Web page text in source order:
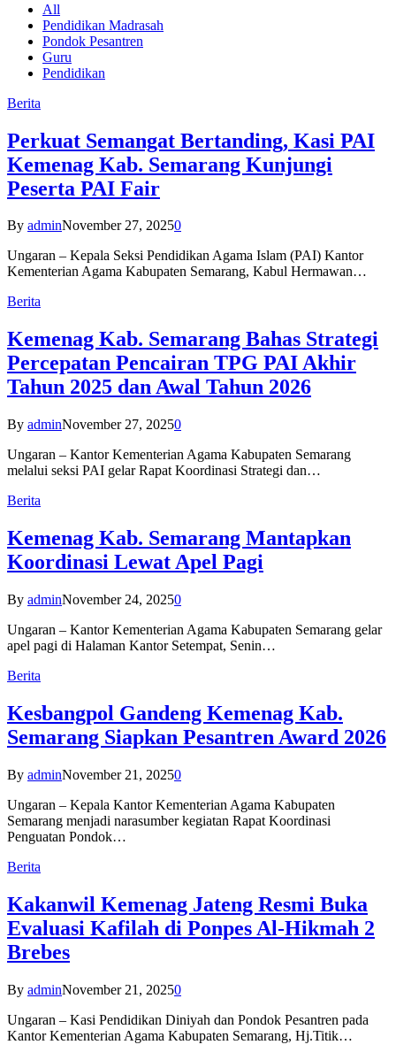
All
Pendidikan Madrasah
Pondok Pesantren
Guru
Pendidikan
Berita
Perkuat Semangat Bertanding, Kasi PAI
Kemenag Kab. Semarang Kunjungi
Peserta PAI Fair
By adminNovember 27, 20250
Ungaran – Kepala Seksi Pendidikan Agama Islam (PAI) Kantor
Kementerian Agama Kabupaten Semarang, Kabul Hermawan…
Berita
Kemenag Kab. Semarang Bahas Strategi
Percepatan Pencairan TPG PAI Akhir
Tahun 2025 dan Awal Tahun 2026
By adminNovember 27, 20250
Ungaran – Kantor Kementerian Agama Kabupaten Semarang
melalui seksi PAI gelar Rapat Koordinasi Strategi dan…
Berita
Kemenag Kab. Semarang Mantapkan
Koordinasi Lewat Apel Pagi
By adminNovember 24, 20250
Ungaran – Kantor Kementerian Agama Kabupaten Semarang gelar
apel pagi di Halaman Kantor Setempat, Senin…
Berita
Kesbangpol Gandeng Kemenag Kab.
Semarang Siapkan Pesantren Award 2026
By adminNovember 21, 20250
Ungaran – Kepala Kantor Kementerian Agama Kabupaten
Semarang menjadi narasumber kegiatan Rapat Koordinasi
Penguatan Pondok…
Berita
Kakanwil Kemenag Jateng Resmi Buka
Evaluasi Kafilah di Ponpes Al-Hikmah 2
Brebes
By adminNovember 21, 20250
Ungaran – Kasi Pendidikan Diniyah dan Pondok Pesantren pada
Kantor Kementerian Agama Kabupaten Semarang, Hj.Titik…